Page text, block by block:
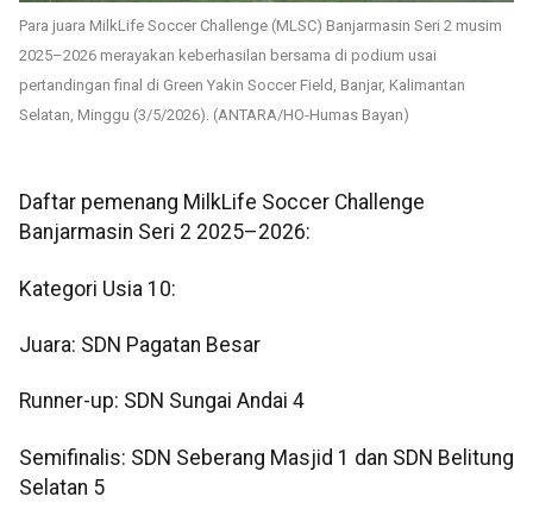
Para juara MilkLife Soccer Challenge (MLSC) Banjarmasin Seri 2 musim
2025–2026 merayakan keberhasilan bersama di podium usai
pertandingan final di Green Yakin Soccer Field, Banjar, Kalimantan
Selatan, Minggu (3/5/2026). (ANTARA/HO-Humas Bayan)
Daftar pemenang MilkLife Soccer Challenge
Banjarmasin Seri 2 2025–2026:
Kategori Usia 10:
Juara: SDN Pagatan Besar
Runner-up: SDN Sungai Andai 4
Semifinalis: SDN Seberang Masjid 1 dan SDN Belitung
Selatan 5